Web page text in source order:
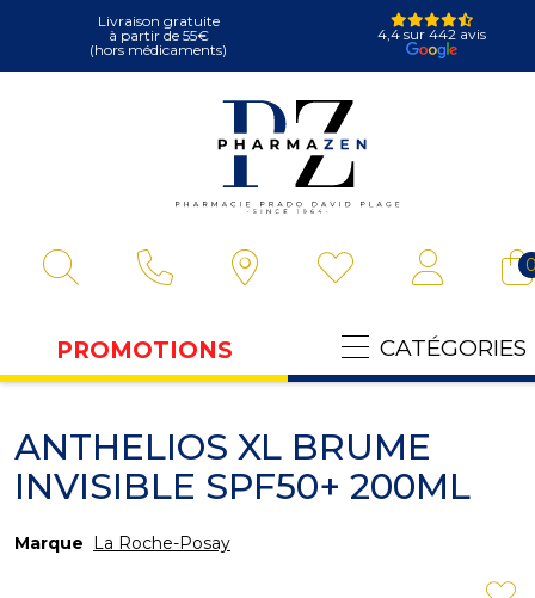
Livraison gratuite
à partir de 55€
(hors médicaments)
4,4 sur 442 avis
PROMOTIONS CATÉGORIES
ANTHELIOS XL BRUME
INVISIBLE SPF50+ 200ML
Marque La Roche-Posay